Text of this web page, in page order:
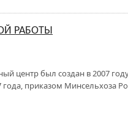
РАБОТЫ
центр был создан в 2007
приказом Минсельхоза